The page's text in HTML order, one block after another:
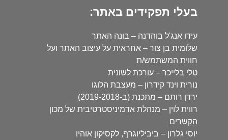
בעלי תפקידים באתר:
עידו אנג'ל בוהדנה – בונה האתר
שלומית בן צור – אחראית על עיצוב האתר ועל
חווית המשתמש/ת
טלי בלייכר – עורכת לשונית
נורית וינד קידרון – מעצבת הלוגו
ירדן רותם – מתכנת (ב-2019-2018)
רווית לוין – מנהלת אדמיניסטרטיבית של מכון
הקשרים
יוסי גלרון – ביביליוגרף, לקסיקון אוהיו